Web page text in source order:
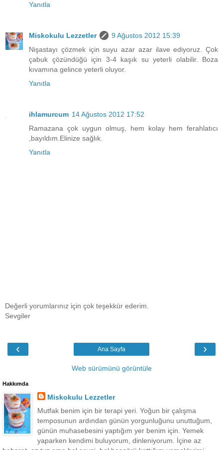
Yanıtla
Miskokulu Lezzetler
9 Ağustos 2012 15:39
Nişastayı çözmek için suyu azar azar ilave ediyoruz. Çok
çabuk çözündüğü için 3-4 kaşık su yeterli olabilir. Boza
kıvamına gelince yeterli oluyor.
Yanıtla
ihlamurcum 14 Ağustos 2012 17:52
Ramazana çok uygun olmuş, hem kolay hem ferahlatıcı
,bayıldım.Elinize sağlık.
Yanıtla
Değerli yorumlarınız için çok teşekkür ederim.
Sevgiler
‹ ›
Ana Sayfa
Web sürümünü görüntüle
Hakkımda
Miskokulu Lezzetler
Mutfak benim için bir terapi yeri. Yoğun bir çalışma
temposunun ardından günün yorgunluğunu unuttuğum,
günün muhasebesini yaptığım yer benim için. Yemek
yaparken kendimi buluyorum, dinleniyorum. İçine az